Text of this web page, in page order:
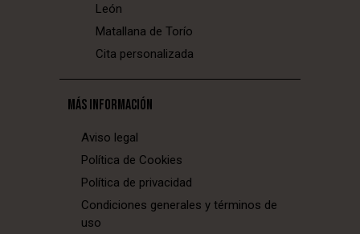
León
Matallana de Torío
Cita personalizada
MÁS INFORMACIÓN
Aviso legal
Política de Cookies
Política de privacidad
Condiciones generales y términos de
uso